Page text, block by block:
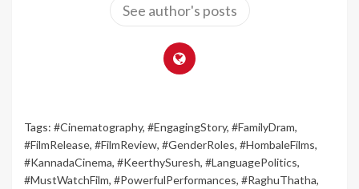
See author's posts
Tags: #Cinematography, #EngagingStory, #FamilyDram,
#FilmRelease, #FilmReview, #GenderRoles, #HombaleFilms,
#KannadaCinema, #KeerthySuresh, #LanguagePolitics,
#MustWatchFilm, #PowerfulPerformances, #RaghuThatha,